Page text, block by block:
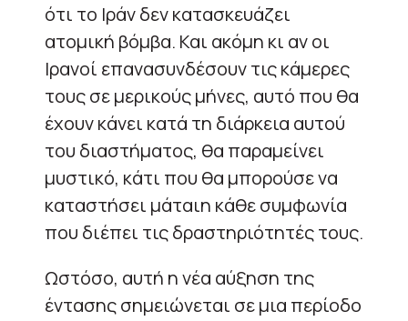
ότι το Ιράν δεν κατασκευάζει
ατομική βόμβα. Και ακόμη κι αν οι
Ιρανοί επανασυνδέσουν τις κάμερες
τους σε μερικούς μήνες, αυτό που θα
έχουν κάνει κατά τη διάρκεια αυτού
του διαστήματος, θα παραμείνει
μυστικό, κάτι που θα μπορούσε να
καταστήσει μάταιη κάθε συμφωνία
που διέπει τις δραστηριότητές τους.
Ωστόσο, αυτή η νέα αύξηση της
έντασης σημειώνεται σε μια περίοδο